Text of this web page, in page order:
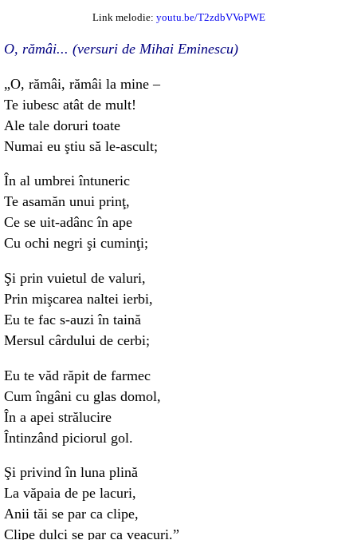
Link melodie: youtu.be/T2zdbVVoPWE
O, rămâi... (versuri de Mihai Eminescu)
„O, rămâi, rămâi la mine –
Te iubesc atât de mult!
Ale tale doruri toate
Numai eu ştiu să le-ascult;
În al umbrei întuneric
Te asamăn unui prinţ,
Ce se uit-adânc în ape
Cu ochi negri şi cuminţi;
Şi prin vuietul de valuri,
Prin mişcarea naltei ierbi,
Eu te fac s-auzi în taină
Mersul cârdului de cerbi;
Eu te văd răpit de farmec
Cum îngâni cu glas domol,
În a apei strălucire
Întinzând piciorul gol.
Şi privind în luna plină
La văpaia de pe lacuri,
Anii tăi se par ca clipe,
Clipe dulci se par ca veacuri.”